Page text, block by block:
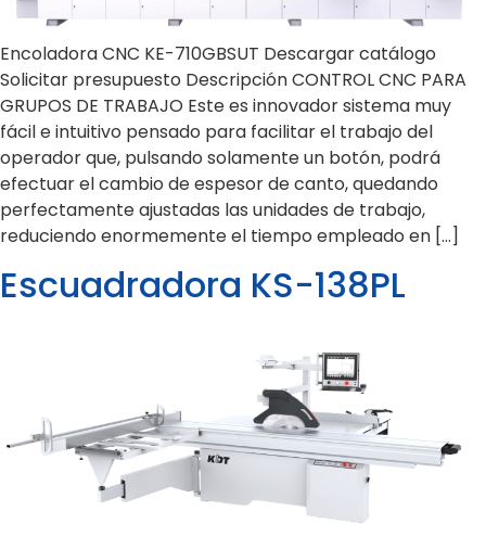
Encoladora CNC KE-710GBSUT Descargar catálogo
Solicitar presupuesto Descripción CONTROL CNC PARA
GRUPOS DE TRABAJO Este es innovador sistema muy
fácil e intuitivo pensado para facilitar el trabajo del
operador que, pulsando solamente un botón, podrá
efectuar el cambio de espesor de canto, quedando
perfectamente ajustadas las unidades de trabajo,
reduciendo enormemente el tiempo empleado en […]
Escuadradora KS-138PL